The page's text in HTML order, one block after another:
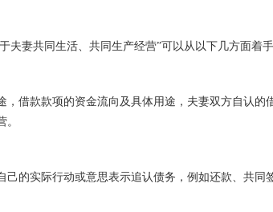
夫妻共同生活、共同生产经营”可以从以下几方面着手
，借款款项的资金流向及具体用途，夫妻双方自认的
己的实际行动或意思表示追认债务，例如还款、共同